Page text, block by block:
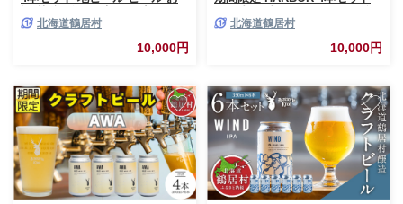
中元 お歳暮 缶 缶ビール IPA ペ
ールエール ベルジャン フルー
ティー ホップ ビール 爽快感 華
ー・ノット 詰め合わせ 晩酌 4
種 Beer 醸造所 ビール プレゼン
ト ビール 360ml ご当地 ビール
贈答 ふるさと納税 ビール
北海道鶴居村
10,000円
地域限定 芳醇 ギフト 家飲み 宅
飲み IPA ペールエール ベルジ
ャン お中元 お歳暮 缶 缶ビール
やか ブルワリー ブラッスリ
ー・ノット 詰め合わせ 晩酌
Beer 醸造所 プレゼント 360ml
ふるさと納税 限定 北海道
北海道鶴居村
10,000円